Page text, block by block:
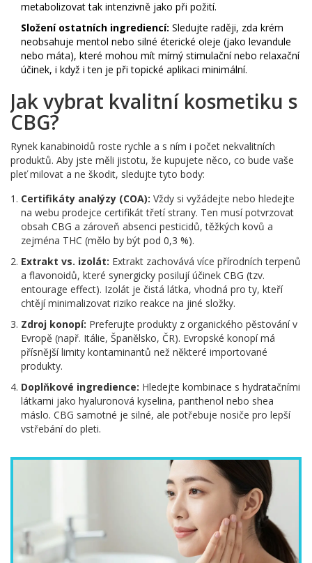
metabolizovat tak intenzivně jako při požití.
Složení ostatních ingrediencí: Sledujte raději, zda krém
neobsahuje mentol nebo silné éterické oleje (jako levandule
nebo máta), které mohou mít mírný stimulační nebo relaxační
účinek, i když i ten je při topické aplikaci minimální.
Jak vybrat kvalitní kosmetiku s
CBG?
Rynek kanabinoidů roste rychle a s ním i počet nekvalitních
produktů. Aby jste měli jistotu, že kupujete něco, co bude vaše
pleť milovat a ne škodit, sledujte tyto body:
Certifikáty analýzy (COA): Vždy si vyžádejte nebo hledejte
na webu prodejce certifikát třetí strany. Ten musí potvrzovat
obsah CBG a zároveň absenci pesticidů, těžkých kovů a
zejména THC (mělo by být pod 0,3 %).
Extrakt vs. izolát: Extrakt zachovává více přírodních terpenů
a flavonoidů, které synergicky posilují účinek CBG (tzv.
entourage effect). Izolát je čistá látka, vhodná pro ty, kteří
chtějí minimalizovat riziko reakce na jiné složky.
Zdroj konopí: Preferujte produkty z organického pěstování v
Evropě (např. Itálie, Španělsko, ČR). Evropské konopí má
přísnější limity kontaminantů než některé importované
produkty.
Doplňkové ingredience: Hledejte kombinace s hydratačními
látkami jako hyaluronová kyselina, panthenol nebo shea
máslo. CBG samotné je silné, ale potřebuje nosiče pro lepší
vstřebání do pleti.